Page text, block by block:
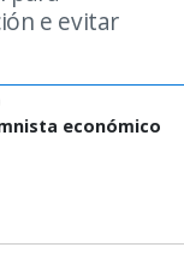
e evitar
económico